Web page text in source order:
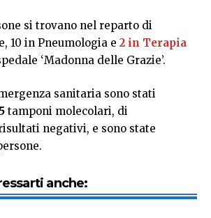
si trovano nel reparto di
10 in Pneumologia e 2 in Terapia
‘Madonna delle Grazie’.
sanitaria sono stati
tamponi molecolari, di
negativi, e sono state
anche: